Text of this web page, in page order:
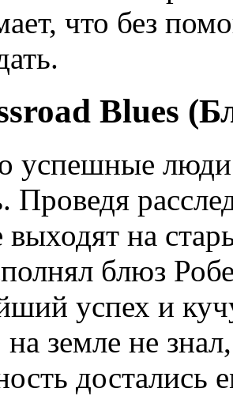
что без
Blues
успешные
Проведя
на
блюз
успех и
земле не